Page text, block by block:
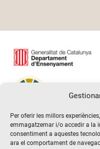
Per oferir les millors
emmagatzemar i/o accedir a la
consentiment a aquestes
ara el comportament de